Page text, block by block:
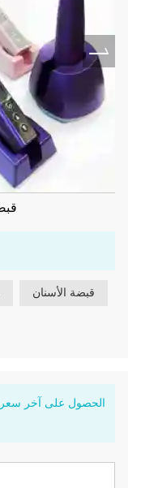
قبضة الأسنان